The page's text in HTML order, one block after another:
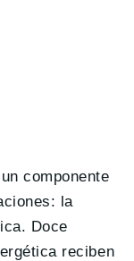
componente
la
Doce
reciben